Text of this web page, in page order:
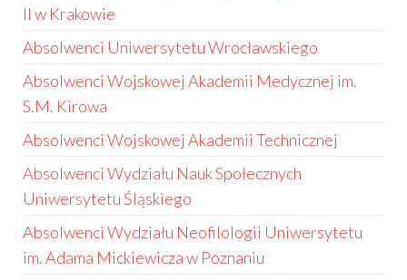
II w Krakowie
Absolwenci Uniwersytetu Wrocławskiego
Absolwenci Wojskowej Akademii Medycznej im.
S.M. Kirowa
Absolwenci Wojskowej Akademii Technicznej
Absolwenci Wydziału Nauk Społecznych
Uniwersytetu Śląskiego
Absolwenci Wydziału Neofilologii Uniwersytetu
im. Adama Mickiewicza w Poznaniu